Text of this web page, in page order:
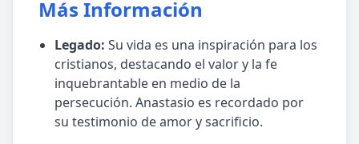
Más Información
Legado: Su vida es una inspiración para los
cristianos, destacando el valor y la fe
inquebrantable en medio de la
persecución. Anastasio es recordado por
su testimonio de amor y sacrificio.